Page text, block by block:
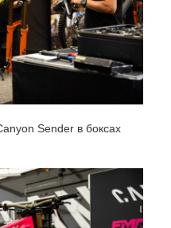
Sender в боксах